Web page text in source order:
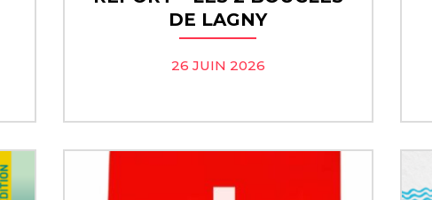
DE LAGNY
26 JUIN 2026